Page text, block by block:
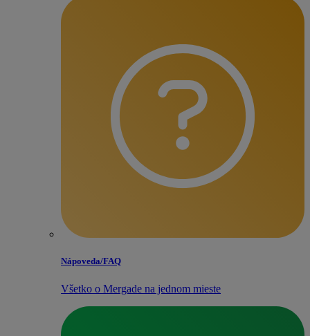
Nápoveda/​FAQ
Všetko o Mergade na jednom mieste